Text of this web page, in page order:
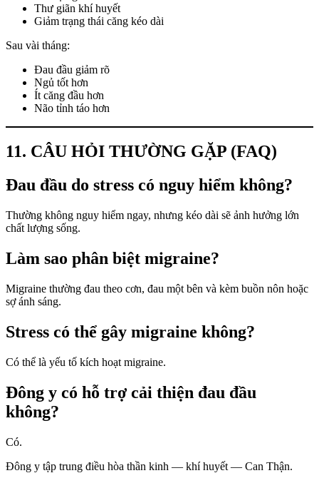
Thư giãn khí huyết
Giảm trạng thái căng kéo dài
Sau vài tháng:
Đau đầu giảm rõ
Ngủ tốt hơn
Ít căng đầu hơn
Não tỉnh táo hơn
11. CÂU HỎI THƯỜNG GẶP (FAQ)
Đau đầu do stress có nguy hiểm không?
Thường không nguy hiểm ngay, nhưng kéo dài sẽ ảnh hưởng lớn
chất lượng sống.
Làm sao phân biệt migraine?
Migraine thường đau theo cơn, đau một bên và kèm buồn nôn hoặc
sợ ánh sáng.
Stress có thể gây migraine không?
Có thể là yếu tố kích hoạt migraine.
Đông y có hỗ trợ cải thiện đau đầu
không?
Có.
Đông y tập trung điều hòa thần kinh — khí huyết — Can Thận.